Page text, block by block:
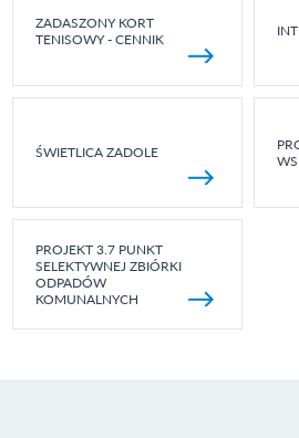
ZADASZONY KORT
TENISOWY - CENNIK
ŚWIETLICA ZADOLE
PROJEKT 3.7 PUNKT
SELEKTYWNEJ ZBIÓRKI
ODPADÓW
KOMUNALNYCH